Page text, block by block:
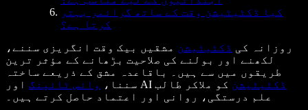
کیا ڈکٹیٹیشن وقت کے ساتھ گرائمر بہتر
کرتا ہے؟
روزانہ کی ڈکٹیٹیشن مشقیں بیک وقت انگریزی سننے،
لکھنے اور بولنے کی صلاحیت بڑھانے کے مؤثر ترین
طریقوں میں سے ہیں۔ باقاعدہ مشق کے ذریعے ساختہ
سننا،
وائس ٹائپنگ اور AI ڈکٹیٹیشن کو ملاکر طالب
علم درستگی، روانی اور اعتماد حاصل کرتے ہیں۔